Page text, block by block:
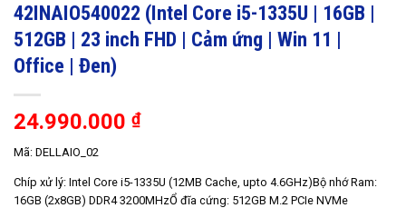
42INAIO540022 (Intel Core i5-1335U | 16GB |
512GB | 23 inch FHD | Cảm ứng | Win 11 |
Office | Đen)
24.990.000 ₫
Mã: DELLAIO_02
Chíp xử lý: Intel Core i5-1335U (12MB Cache, upto 4.6GHz)Bộ nhớ Ram:
16GB (2x8GB) DDR4 3200MHzỔ đĩa cứng: 512GB M.2 PCIe NVMe